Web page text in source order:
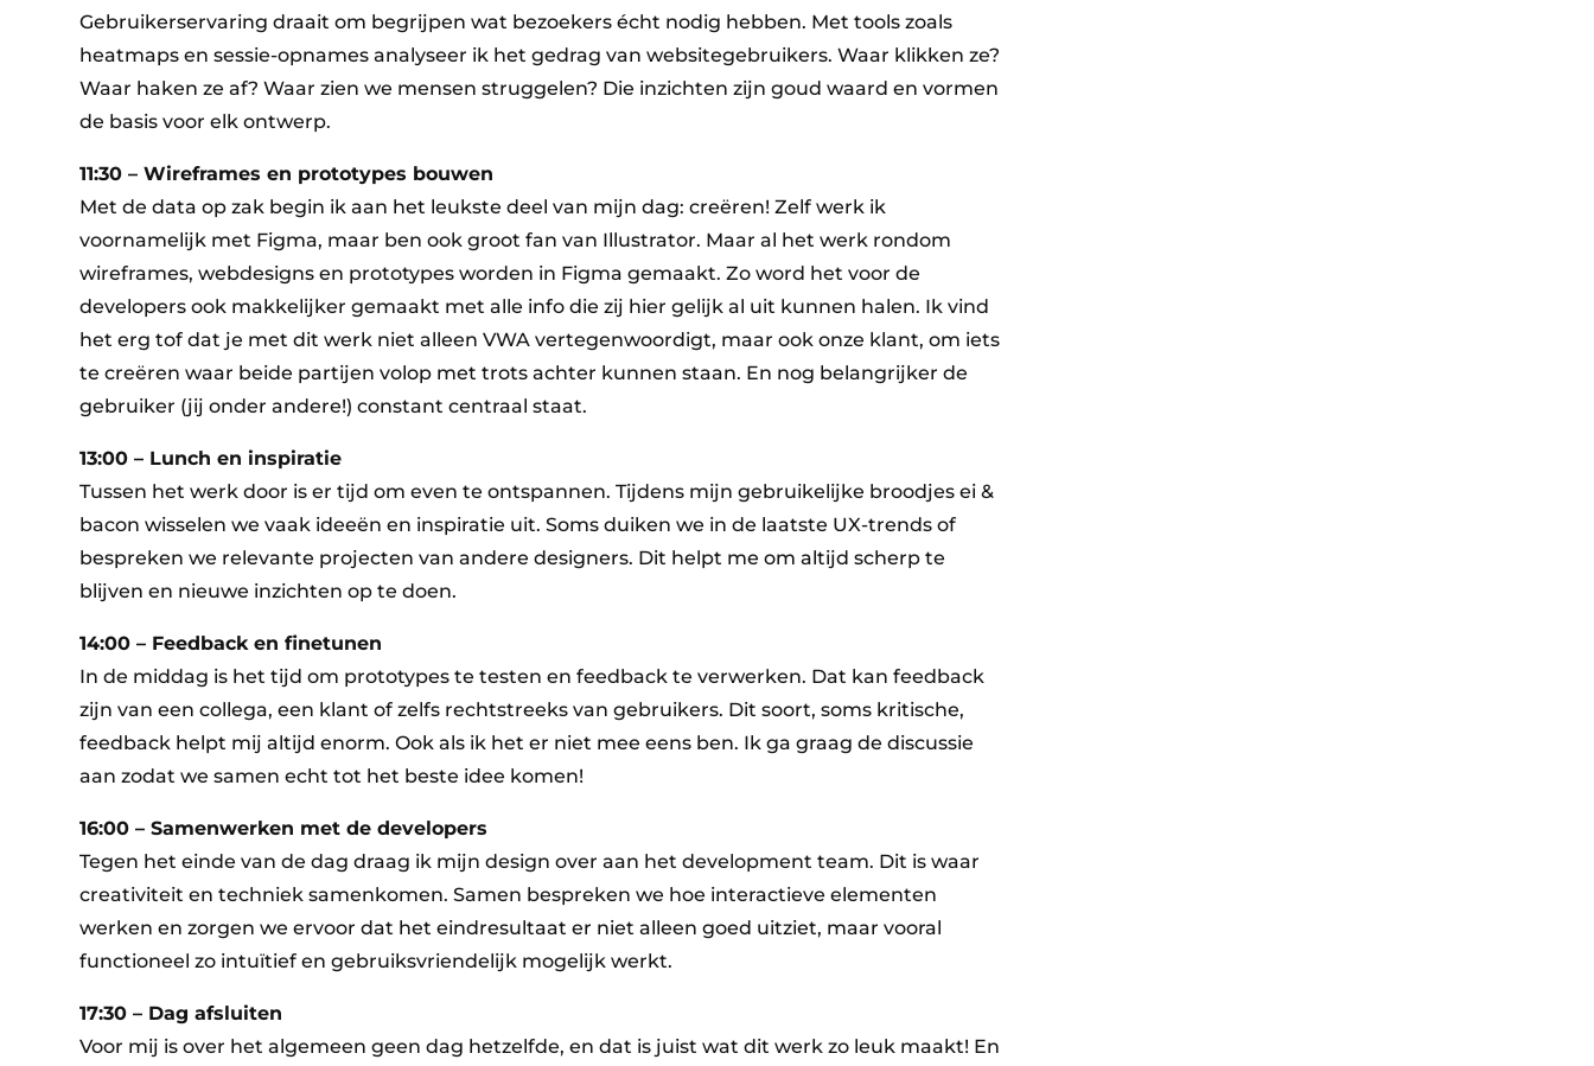
Gebruikerservaring draait om begrijpen wat bezoekers écht nodig hebben. Met tools zoals
heatmaps en sessie-opnames analyseer ik het gedrag van websitegebruikers. Waar klikken ze?
Waar haken ze af? Waar zien we mensen struggelen? Die inzichten zijn goud waard en vormen
de basis voor elk ontwerp.
11:30 – Wireframes en prototypes bouwen
Met de data op zak begin ik aan het leukste deel van mijn dag: creëren! Zelf werk ik
voornamelijk met Figma, maar ben ook groot fan van Illustrator. Maar al het werk rondom
wireframes, webdesigns en prototypes worden in Figma gemaakt. Zo word het voor de
developers ook makkelijker gemaakt met alle info die zij hier gelijk al uit kunnen halen. Ik vind
het erg tof dat je met dit werk niet alleen VWA vertegenwoordigt, maar ook onze klant, om iets
te creëren waar beide partijen volop met trots achter kunnen staan. En nog belangrijker de
gebruiker (jij onder andere!) constant centraal staat.
13:00 – Lunch en inspiratie
Tussen het werk door is er tijd om even te ontspannen. Tijdens mijn gebruikelijke broodjes ei &
bacon wisselen we vaak ideeën en inspiratie uit. Soms duiken we in de laatste UX-trends of
bespreken we relevante projecten van andere designers. Dit helpt me om altijd scherp te
blijven en nieuwe inzichten op te doen.
14:00 – Feedback en finetunen
In de middag is het tijd om prototypes te testen en feedback te verwerken. Dat kan feedback
zijn van een collega, een klant of zelfs rechtstreeks van gebruikers. Dit soort, soms kritische,
feedback helpt mij altijd enorm. Ook als ik het er niet mee eens ben. Ik ga graag de discussie
aan zodat we samen echt tot het beste idee komen!
16:00 – Samenwerken met de developers
Tegen het einde van de dag draag ik mijn design over aan het development team. Dit is waar
creativiteit en techniek samenkomen. Samen bespreken we hoe interactieve elementen
werken en zorgen we ervoor dat het eindresultaat er niet alleen goed uitziet, maar vooral
functioneel zo intuïtief en gebruiksvriendelijk mogelijk werkt.
17:30 – Dag afsluiten
Voor mij is over het algemeen geen dag hetzelfde, en dat is juist wat dit werk zo leuk maakt! En